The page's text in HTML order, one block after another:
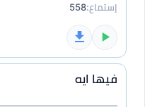
إستماع:558
فيها ايه